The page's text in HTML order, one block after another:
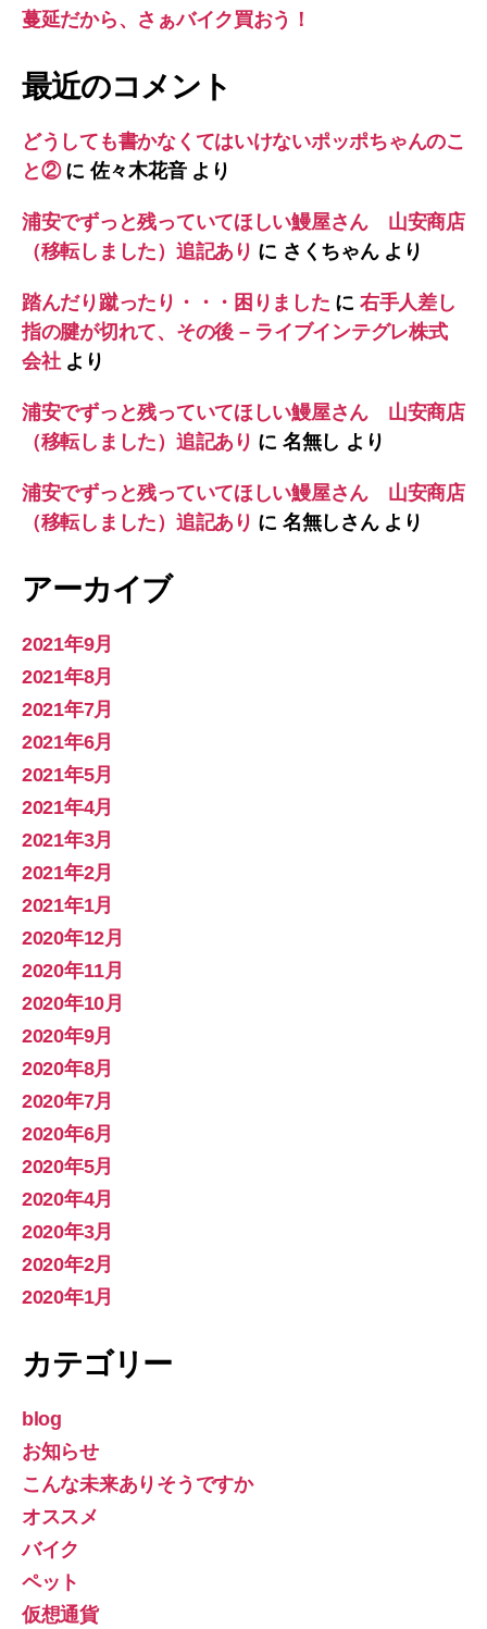
蔓延だから、さぁバイク買おう！
最近のコメント
どうしても書かなくてはいけないポッポちゃんのこ
と②に佐々木花音より
浦安でずっと残っていてほしい鰻屋さん 山安商店
（移転しました）追記あり に さくちゃんより
踏んだり蹴ったり・・・困りました に 右手人差し
指の腱が切れて、その後 – ライブインテグレ株式
会社より
浦安でずっと残っていてほしい鰻屋さん 山安商店
（移転しました）追記あり に 名無し より
浦安でずっと残っていてほしい鰻屋さん 山安商店
（移転しました）追記あり に 名無しさんより
アーカイブ
2021年9月
2021年8月
2021年7月
2021年6月
2021年5月
2021年4月
2021年3月
2021年2月
2021年1月
2020年12月
2020年11月
2020年10月
2020年9月
2020年8月
2020年7月
2020年6月
2020年5月
2020年4月
2020年3月
2020年2月
2020年1月
カテゴリー
blog
お知らせ
こんな未来ありそうですか
オススメ
バイク
ペット
仮想通貨